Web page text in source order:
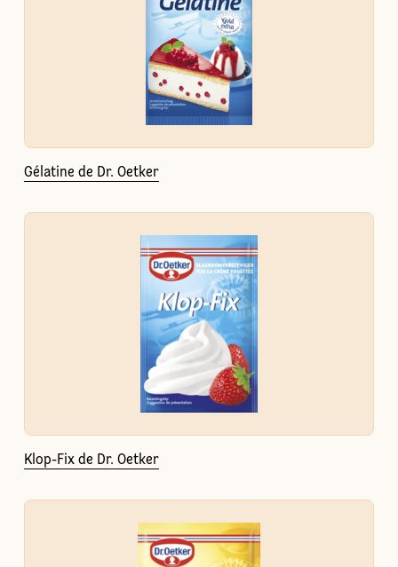
Gélatine de Dr. Oetker
Klop-Fix de Dr. Oetker